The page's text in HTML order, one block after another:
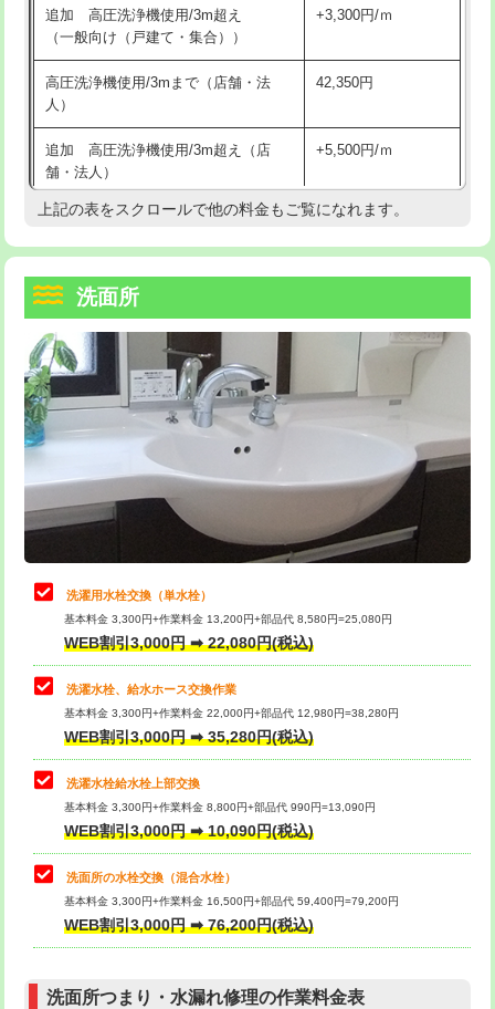
マス交換（深さ50㎝以上） 66,000円
コンクリート斫り（厚さ10㎝まで） 27,500円
コンクリート斫り（厚さ10㎝超え）
モルタル補修（厚さ10㎝まで）
モルタル補修（厚さ10㎝超え） 38,500円
洗面台設置 38,500円
追加人工
廃棄・処分 現場見積
※給水管工事は20mmまでの価格です。
持込商品取付（混合水栓） 16,500円
給水管工事※（ホール加工)
給水管工事※（バンド止め) 3,300円
給水管工事※（支持金具設置) 5,500円
給水管工事※（保温材使用（バンド止
め込み）)
5,500円
給水管工事※（土の掘削・埋め戻し作
業)
11,000円
給水管工事※（塩ビ管（VP・HI）使
用/3ｍまで)
33,000円
給水管工事※（塩ビ管（VP・HI）使
用（追加）/3ｍ超え)
給水管工事※（ライニング鋼管・銅
管・ポリ管・HT管使用/3ｍまで)
44,000円
給水管工事※（ライニング鋼管・銅
管・ポリ管・HT管使用/3ｍ超え)
排水管工事（土の掘削・埋め戻し作
業）
排水管工事（排水管工事/3ｍまで） 55,000円
排水管工事（追加 排水管工事/3ｍ超
え）
マス交換（土の掘削・埋め戻し作業）
マス交換（深さ50㎝未満）
マス交換（深さ50㎝以上）
追加 高圧洗浄機使用/3m超え
（一般向け（戸建て・集合））
+3,300円/ｍ
高圧洗浄機使用/3mまで（店舗・法
人）
42,350円
追加 高圧洗浄機使用/3m超え（店
舗・法人）
+5,500円/ｍ
高度高圧洗浄換 現地調査
トーラー機使用/3mまで
追加トーラー機使用/3m超え +3,300円
カメラ調査 33,000円
桝清掃
止水・漏水調査・防水処理・清掃・修
理・調整・分解・加工など（軽作業）
11,000円
止水・漏水調査・防水処理・清掃・修
理・調整・分解・加工など（中作業）
22,000円
止水・漏水調査・防水処理・清掃・修
理・調整・分解・加工など（重作業）
33,000円
キッチンタンク脱着
その他部品の脱着
交換・取付（タンク）
交換・取付(単水栓（壁付・デッキ
式）)
交換・取付(混合水栓（壁付・デッキ
式・ワンホール）)
16,500円+材料費
（P/S/ポップアップ））
上記の表をスクロールで他の料金もご覧になれます。
洗面所
洗濯用水栓交換（単水栓）
基本料金 3,300円+作業料金 13,200円+部品代 8,580円=25,080円
WEB割引3,000円 ➡ 22,080円(税込)
洗濯水栓、給水ホース交換作業
基本料金 3,300円+作業料金 22,000円+部品代 12,980円=38,280円
WEB割引3,000円 ➡ 35,280円(税込)
洗濯水栓給水栓上部交換
基本料金 3,300円+作業料金 8,800円+部品代 990円=13,090円
WEB割引3,000円 ➡ 10,090円(税込)
洗面所の水栓交換（混合水栓）
基本料金 3,300円+作業料金 16,500円+部品代 59,400円=79,200円
WEB割引3,000円 ➡ 76,200円(税込)
洗面所つまり・水漏れ修理の作業料金表